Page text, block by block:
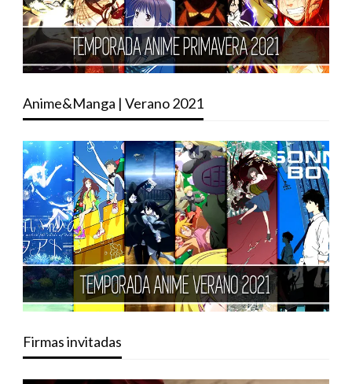
Anime&Manga | Verano 2021
Firmas invitadas